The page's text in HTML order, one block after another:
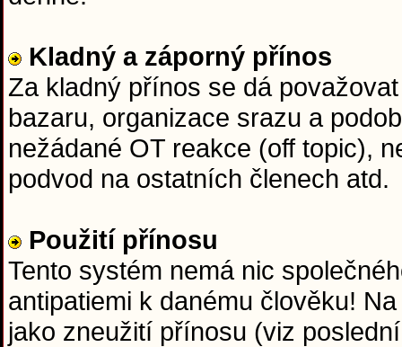
Kladný a záporný přínos
Za kladný přínos se dá
bazaru, organizace srazu a
nežádané OT reakce (off topic),
podvod na ostatních členech atd.
Použití přínosu
Tento systém nemá nic
antipatiemi k danému člověku!
jako zneužití přínosu (viz